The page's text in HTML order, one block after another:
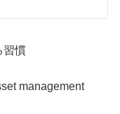
習慣
management